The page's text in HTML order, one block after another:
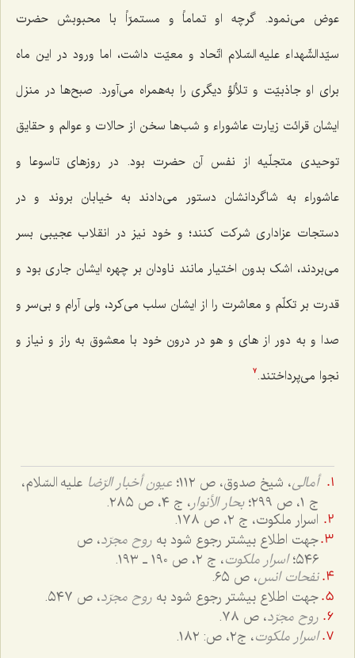
عوض می‌نمود. گرچه او تماماً و مستمرّاً با محبوبش حضرت
سیّدالشّهداء علیه السّلام اتّحاد و معیّت داشت، اما ورود در این ماه
برای او جاذبیّت و تلألؤ دیگری را به‌همراه می‌آورد. صبح‌ها در منزل
ایشان قرائت زیارت عاشوراء و شب‌ها سخن از حالات و عوالم و حقایق
توحیدی متجلّیه از نفس آن حضرت بود. در روزهای تاسوعا و
عاشوراء به شاگردانشان دستور می‌دادند به خیابان بروند و در
دستجات عزاداری شرکت کنند؛ و خود نیز در انقلاب عجیبی بسر
می‌بردند، اشک بدون اختیار مانند ناودان بر چهره ایشان جاری بود و
قدرت بر تکلّم و معاشرت را از ایشان سلب می‌کرد، ولی آرام و بی‌سر و
صدا و به دور از های و هو در درون خود با معشوق به راز و نیاز و
نجوا می‌پرداختند.7
أمالی، شیخ صدوق، ص ١١٢؛ عیون أخبار الرّضا علیه السّلام،
ج ١، ص ٢٩٩؛
بحار الأنوار، ج ٤، ص ٢٨٥.
اسرار ملکوت، ج ٢، ص ١٧٨.
جهت اطلاع بیشتر رجوع شود به روح مجرّد، ص
٥٤٦؛ اسرار ملکوت، ج ٢، ص ١٩٠ ـ ١٩٣.
نفحات انس، ص ٦٥.
جهت اطلاع بیشتر رجوع شود به روح مجرّد، ص ٥٤٧.
روح مجرّد، ص ٧٨.
اسرار ملکوت، ج‌٢، ص: ١٨٢.